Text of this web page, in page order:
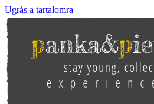
Ugrás a tartalomra